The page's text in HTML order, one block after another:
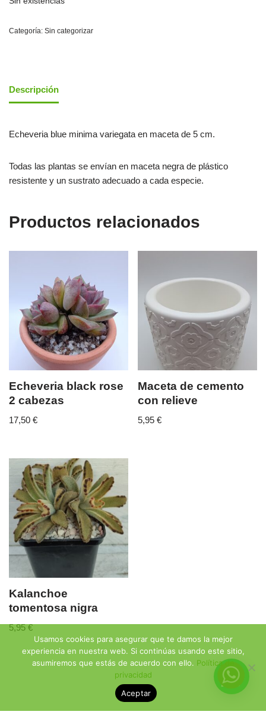
Categoría: Sin categorizar
Descripción
Echeveria blue minima variegata en maceta de 5 cm.
Todas las plantas se envían en maceta negra de plástico
resistente y un sustrato adecuado a cada especie.
Productos relacionados
Echeveria black rose
2 cabezas
17,50 €
Maceta de cemento
con relieve
5,95€
Kalanchoe
tomentosa nigra
5,95€
Usamos cookies para asegurar que te damos la mejor
experiencia en nuestra web. Si continúas usando este sitio,
asumiremos que estás de acuerdo con ello. Política de
privacidad
Aceptar